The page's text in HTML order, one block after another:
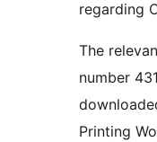
regarding
The
number
Printing